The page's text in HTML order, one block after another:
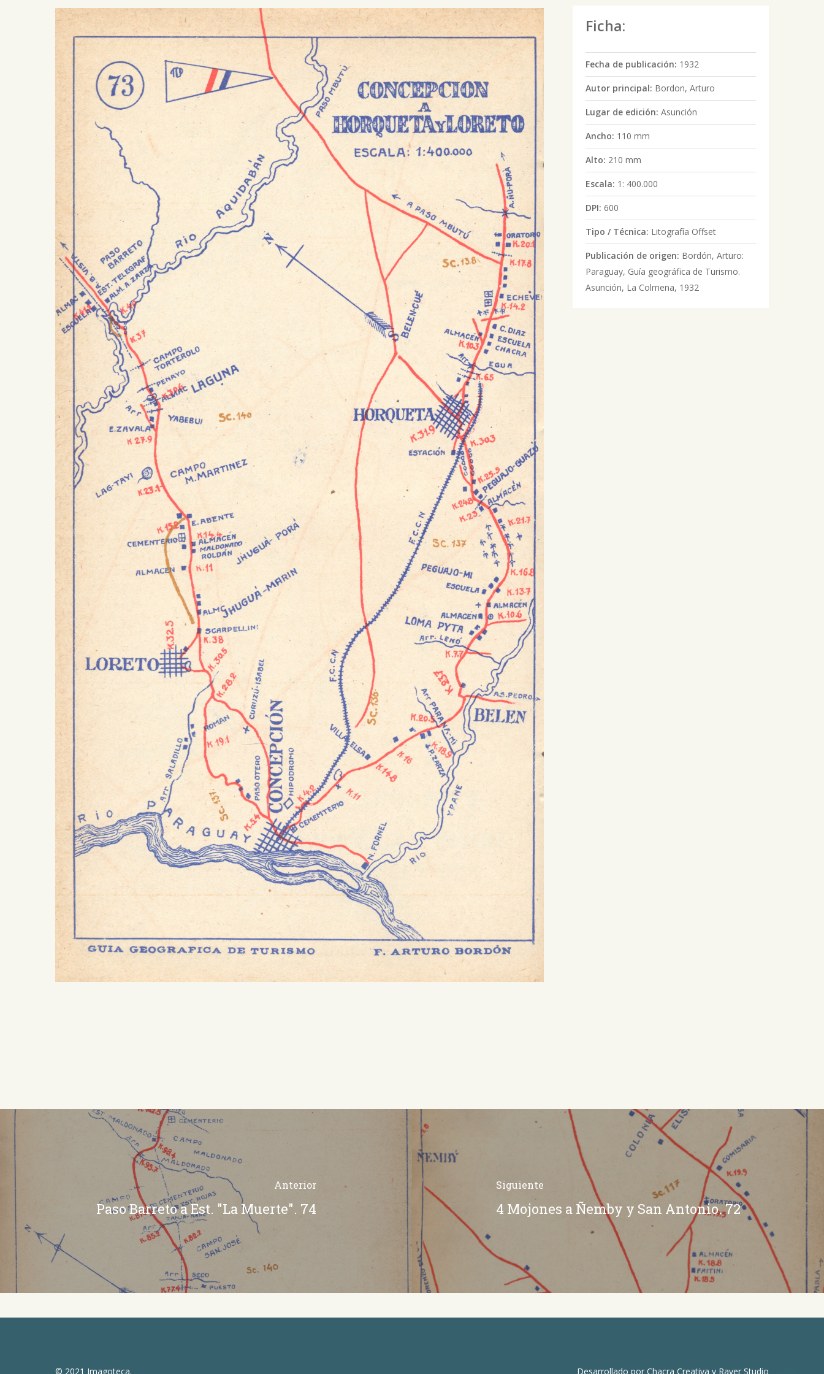
Presiona ENTER para buscar o ESC para salir - ¿Cómo buscar?
Ficha:
Fecha de publicación: 1932
Autor principal: Bordon, Arturo
Lugar de edición: Asunción
Ancho: 110 mm
Alto: 210 mm
Escala: 1: 400.000
DPI: 600
Tipo / Técnica: Litografía Offset
Publicación de origen: Bordón, Arturo:
Paraguay, Guía geográfica de Turismo.
Asunción, La Colmena, 1932
Anterior
Paso Barreto a Est. "La Muerte". 74
Siguiente
4 Mojones a Ñemby y San Antonio. 72
© 2021 Imagoteca. Desarrollado por Chacra Creativa y Raver Studio